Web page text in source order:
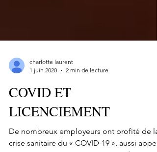
charlotte laurent
COVID ET
LICENCIEMENT